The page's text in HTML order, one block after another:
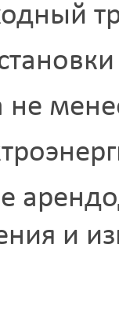
не
и